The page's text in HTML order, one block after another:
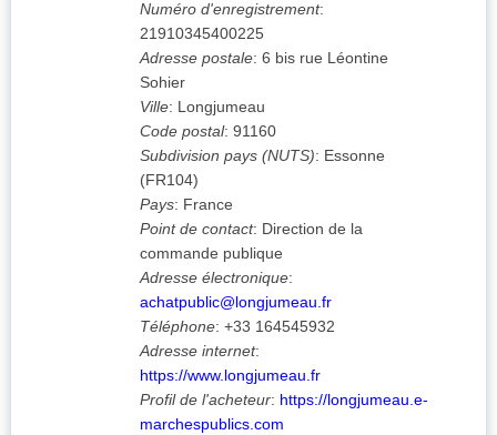
Numéro d'enregistrement:
21910345400225
Adresse postale: 6 bis rue Léontine
Sohier
Ville: Longjumeau
Code postal: 91160
Subdivision pays (NUTS): Essonne
(FR104)
Pays: France
Point de contact: Direction de la
commande publique
Adresse électronique:
achatpublic@longjumeau.fr
Téléphone: +33 164545932
Adresse internet:
https://www.longjumeau.fr
Profil de l'acheteur: https://longjumeau.e-
marchespublics.com